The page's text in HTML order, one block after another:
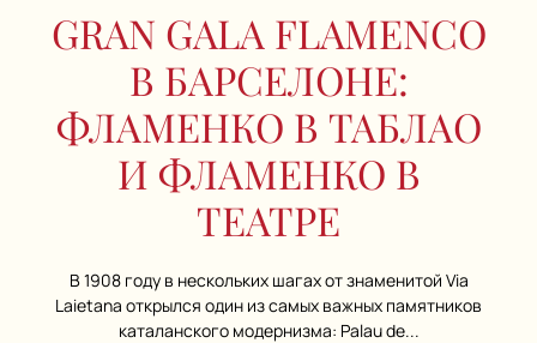
GRAN GALA FLAMENCO
В БАРСЕЛОНЕ:
ФЛАМЕНКО В ТАБЛАО
И ФЛАМЕНКО В
ТЕАТРЕ
В 1908 году в нескольких шагах от знаменитой Via
Laietana открылся один из самых важных памятников
каталанского модернизма: Palau de...